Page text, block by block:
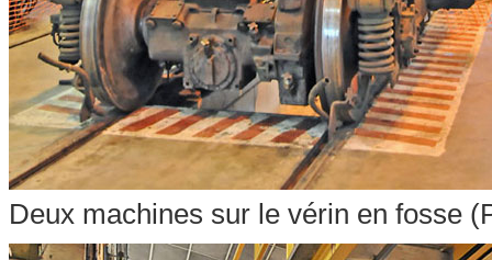
Deux machines sur le vérin en fosse